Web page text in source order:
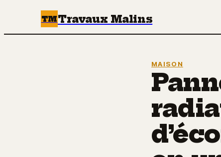
TMTravaux Malins
MAISON